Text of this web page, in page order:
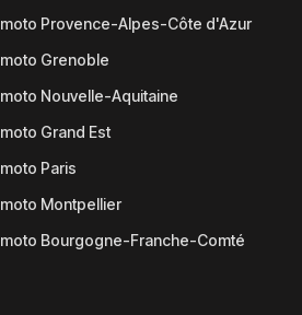
Provence-Alpes-Côte d'Azur
Grenoble
Nouvelle-Aquitaine
Grand Est
Paris
Montpellier
Bourgogne-Franche-Comté